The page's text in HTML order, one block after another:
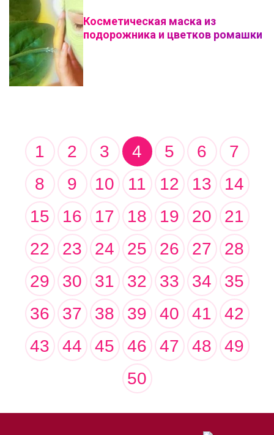
Косметическая маска из
подорожника и цветков ромашки
1 2 3 4 5 6
7
8
9 10 11 12 13
14
15
16 17 18 19 20
21
22
23 24 25 26 27
28
29
30 31 32 33 34
35
36
37 38 39 40 41
42
43
44 45 46 47 48
49
50